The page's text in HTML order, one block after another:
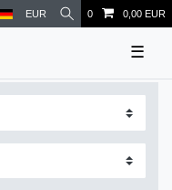
EUR 0 0,00 EUR
☰